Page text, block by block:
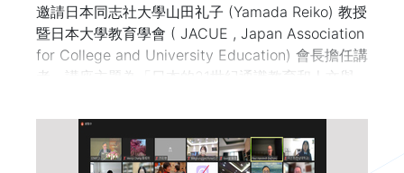
邀請日本同志社大學山田礼子 (Yamada Reiko) 教授
暨日本大學教育學會 ( JACUE , Japan Association
for College and University Education) 會長擔任講
者，講座主題為「日本的21世紀通識教育和人文與
d 21th Century Liberal Arts Education in Japa